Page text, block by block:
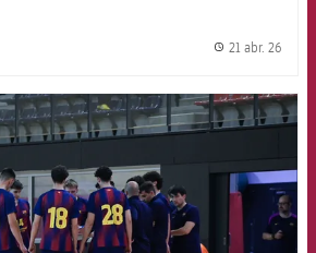
21 abr. 26
FCB Barcelona badge